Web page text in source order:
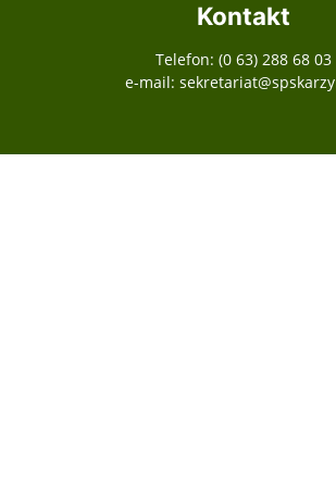
Kontakt
Telefon: (0 63) 288 68 03
e-mail: